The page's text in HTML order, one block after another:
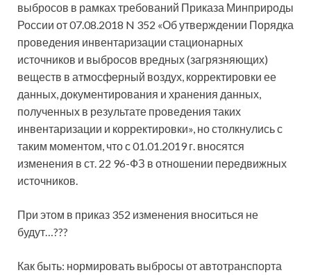
выбросов в рамках требований Приказа Минприроды
России от 07.08.2018 N 352 «Об утверждении Порядка
проведения инвентаризации стационарных
источников и выбросов вредных (загрязняющих)
веществ в атмосферный воздух, корректировки ее
данных, документирования и хранения данных,
полученных в результате проведения таких
инвентаризации и корректировки», но столкнулись с
таким моментом, что с 01.01.2019 г. вносятся
изменения в ст. 22 96-ФЗ в отношении передвижных
источников.
При этом в приказ 352 изменения вноситься не
будут…???
Как быть: нормировать выбросы от автотранспорта